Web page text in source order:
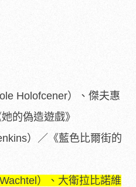
Holofcener）、傑夫惠
的偽造遊戲》
）／《藍色比爾街的
）、大衛拉比諾維